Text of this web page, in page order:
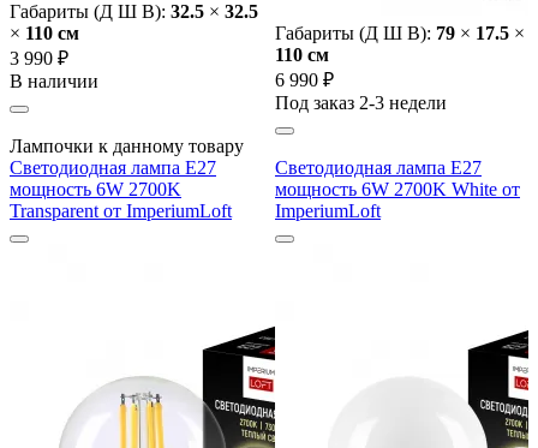
Габариты (Д Ш В): 32.5 × 32.5
× 110 cм
3 990 ₽
В наличии
Габариты (Д Ш В): 79 × 17.5 ×
110 cм
6 990 ₽
Под заказ 2-3 недели
Лампочки к данному товару
Светодиодная лампа E27
мощность 6W 2700K
Transparent от ImperiumLoft
Светодиодная лампа E27
мощность 6W 2700K White от
ImperiumLoft